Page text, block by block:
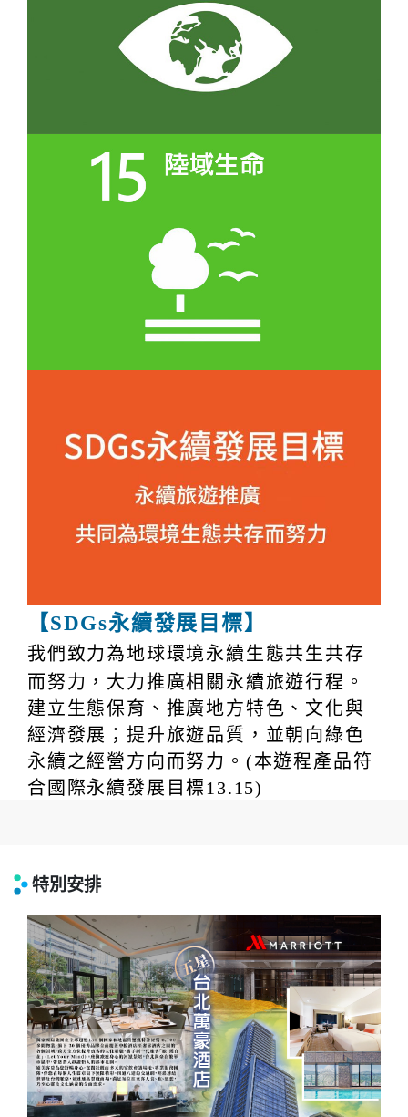
【SDGs永續發展目標】
我們 致力為地球環境永續生態共生共存
而努力，大力推廣相關永續旅遊行程。
建立生態保育、推廣地方特色、文化與
經濟發展；提升旅遊品質，並朝向綠色
永續之經營方向而努力。(本遊程產品符
合國際永續發展目標13.15)
特別安排